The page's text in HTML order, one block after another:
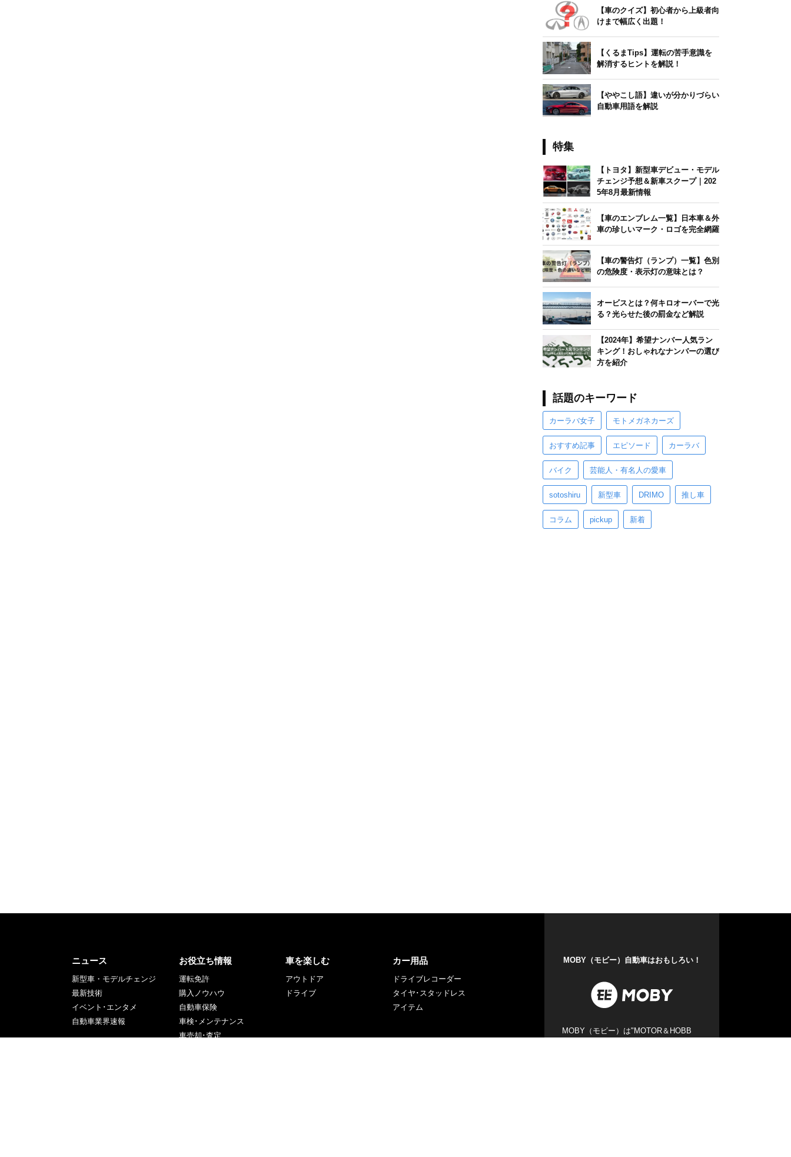
【車のクイズ】初心者から上級者向
けまで幅広く出題！
【くるまTips】運転の苦手意識を
解消するヒントを解説！
【ややこし語】違いが分かりづらい
自動車用語を解説
特集
【トヨタ】新型車デビュー・モデル
チェンジ予想＆新車スクープ｜202
5年8月最新情報
【車のエンブレム一覧】日本車＆外
車の珍しいマーク・ロゴを完全網羅
【車の警告灯（ランプ）一覧】色別
の危険度・表示灯の意味とは？
オービスとは？何キロオーバーで光
る？光らせた後の罰金など解説
【2024年】希望ナンバー人気ラン
キング！おしゃれなナンバーの選び
方を紹介
話題のキーワード
カーラバ女子 モトメガネカーズ
おすすめ記事 エピソード カーラバ
バイク 芸能人・有名人の愛車
sotoshiru 新型車 DRIMO 推し車
コラム pickup 新着
ニュース
新型車・モデルチェンジ
最新技術
イベント･エンタメ
自動車業界速報
お役立ち情報
運転免許
購入ノウハウ
自動車保険
車検･メンテナンス
車売却･査定
車を楽しむ
アウトドア
ドライブ
カー用品
ドライブレコーダー
タイヤ･スタッドレス
アイテム
MOBY（モビー）自動車はおもしろい！
MOBY（モビー）は"MOTOR＆HOBB